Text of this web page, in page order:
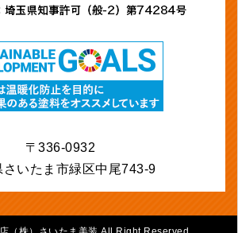
〒336-0932
さいたま市緑区中尾743-9